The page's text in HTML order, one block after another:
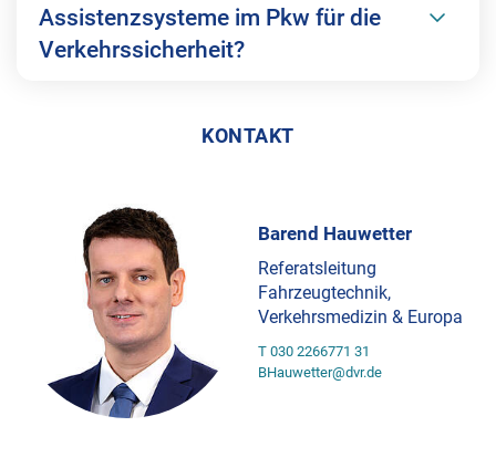
Assistenzsysteme im Pkw für die
Verkehrssicherheit?
KONTAKT
Barend Hauwetter
Referatsleitung
Fahrzeugtechnik,
Verkehrsmedizin & Europa
T 030 2266771 31
BHauwetter@dvr.de